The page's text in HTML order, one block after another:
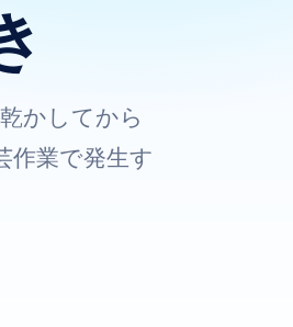
かしてから
作業で発生す